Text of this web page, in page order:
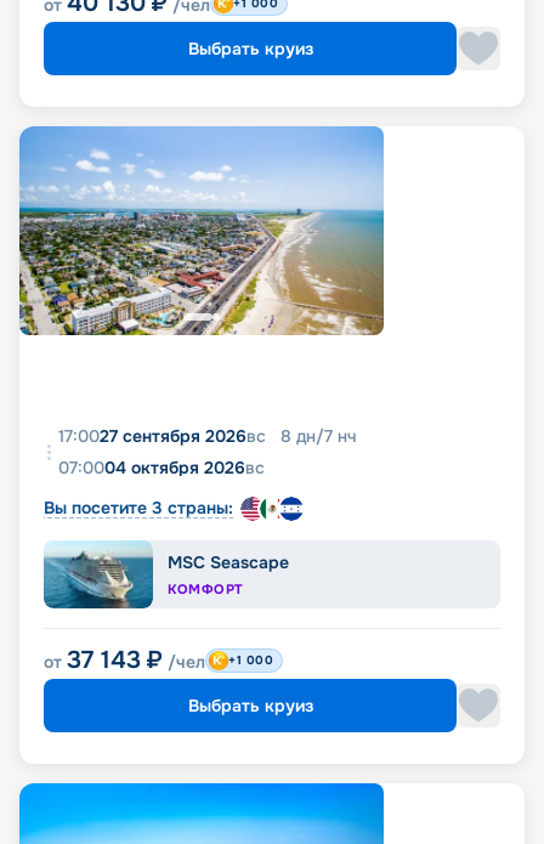
от /чел +1 000
Выбрать круиз
17:0027 сентября 2026вс 8 дн/7 нч
07:0004 октября 2026вс
Вы посетите 3 страны:
MSC Seascape
КОМФОРТ
от 37 143 ₽ /чел +1 000
Выбрать круиз